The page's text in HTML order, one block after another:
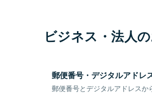
ビジネス・法人
郵便番号・デジタルアドレ
郵便番号とデジタルアドレスか